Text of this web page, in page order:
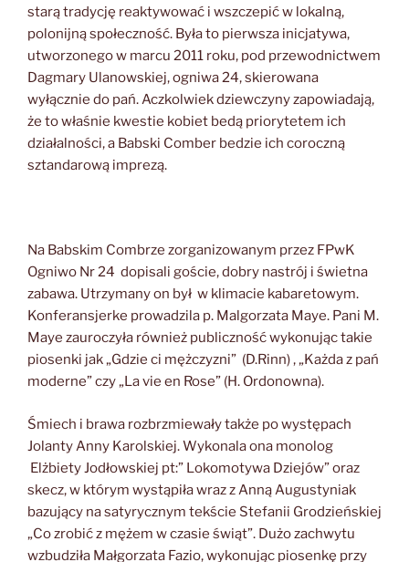
starą tradycję reaktywować i wszczepić w lokalną,
polonijną społeczność. Była to pierwsza inicjatywa,
utworzonego w marcu 2011 roku, pod przewodnictwem
Dagmary Ulanowskiej, ogniwa 24, skierowana
wyłącznie do pań. Aczkolwiek dziewczyny zapowiadają,
że to właśnie kwestie kobiet bedą priorytetem ich
działalności, a Babski Comber bedzie ich coroczną
sztandarową imprezą.
Na Babskim Combrze zorganizowanym przez FPwK
Ogniwo Nr 24 dopisali goście, dobry nastrój i świetna
zabawa. Utrzymany on był w klimacie kabaretowym.
Konferansjerke prowadzila p. Malgorzata Maye. Pani M.
Maye zauroczyła również publiczność wykonując takie
piosenki jak „Gdzie ci mężczyzni” (D.Rinn) , „Każda z pań
moderne” czy „La vie en Rose” (H. Ordonowna).
Śmiech i brawa rozbrzmiewały także po występach
Jolanty Anny Karolskiej. Wykonala ona monolog
Elżbiety Jodłowskiej pt:” Lokomotywa Dziejów” oraz
skecz, w którym wystąpiła wraz z Anną Augustyniak
bazujący na satyrycznym tekście Stefanii Grodzieńskiej
„Co zrobić z mężem w czasie świąt”. Dużo zachwytu
wzbudziła Małgorzata Fazio, wykonując piosenkę przy